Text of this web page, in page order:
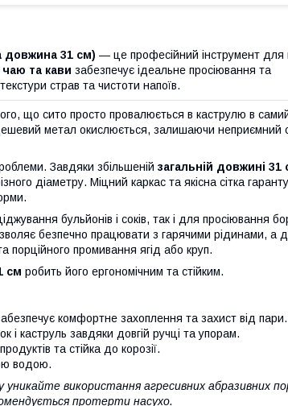
довжина 31 см) — це професійний інструмент для
та кави забезпечує ідеальне просіювання та
страв та чистоти напоїв.
що сито просто провалюється в каструлю в
метал окислюється, залишаючи неприємний
Завдяки збільшеній загальній довжині 31
діаметру. Міцний каркас та якісна сітка
бульйонів і соків, так і для просіювання
безпечно працювати з гарячими рідинами, а
порційного промивання ягід або круп.
см робить його ергономічним та стійким.
комфортне захоплення та захист від пари.
і каструль завдяки довгій ручці та упорам.
та стійка до корозії.
водою.
уникайте використання агресивних абразивних
протерти насухо.